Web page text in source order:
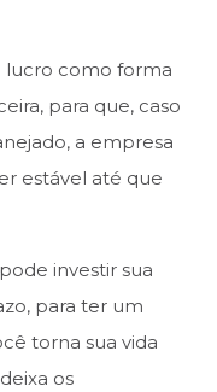
lucro como forma
para que, caso
a empresa
estável até que
investir sua
para ter um
torna sua vida
os